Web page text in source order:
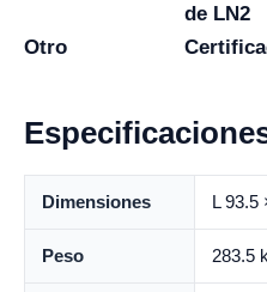
de LN2
Otro
Dimensiones L 93.5
Peso 283.5